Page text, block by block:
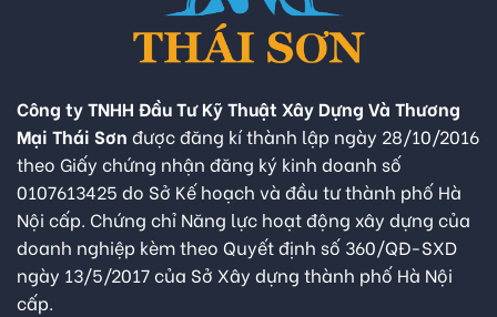
Công ty TNHH Đầu Tư Kỹ Thuật Xây Dựng Và Thương
Mại Thái Sơn được đăng kí thành lập ngày 28/10/2016
theo Giấy chứng nhận đăng ký kinh doanh số
0107613425 do Sở Kế hoạch và đầu tư thành phố Hà
Nội cấp. Chứng chỉ Năng lực hoạt động xây dựng của
doanh nghiệp kèm theo Quyết định số 360/QĐ-SXD
ngày 13/5/2017 của Sở Xây dựng thành phố Hà Nội
cấp.